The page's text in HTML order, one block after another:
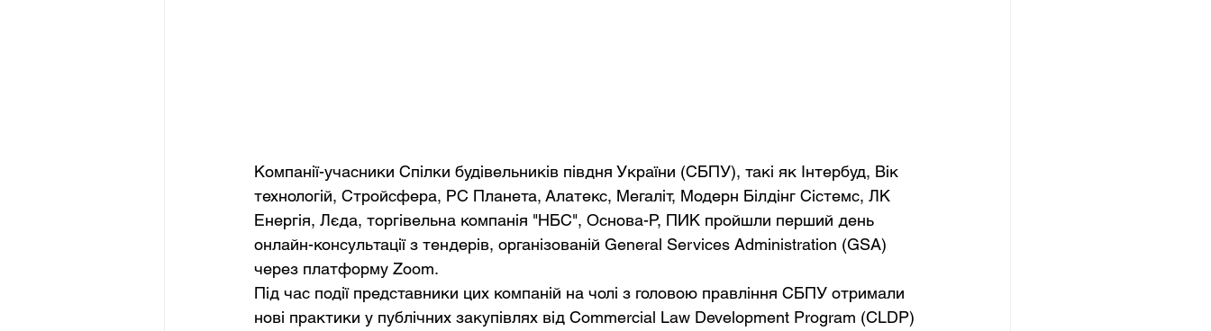
Компанії-учасники Спілки будівельників півдня України (СБПУ), такі як Інтербуд, Вік
технологій, Стройсфера, РС Планета, Алатекс, Мегаліт, Модерн Білдінг Сістемс, ЛК
Енергія, Лєда, торгівельна компанія "НБС", Основа-Р, ПИК пройшли перший день
онлайн-консультації з тендерів, організованій General Services Administration (GSA)
через платформу Zoom.
Під час події представники цих компаній на чолі з головою правління СБПУ отримали
нові практики у публічних закупівлях від Commercial Law Development Program (CLDP)